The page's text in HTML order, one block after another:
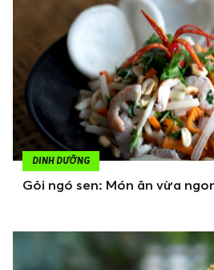
DINH DƯỠNG
Gỏi ngó sen: Món ăn vừa